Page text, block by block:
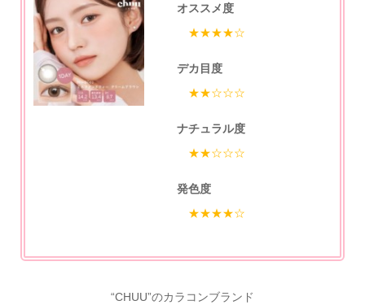
オススメ度
★★★★☆
デカ目度
★★☆☆☆
ナチュラル度
★★☆☆☆
発色度
★★★★☆
“CHUU”のカラコンブランド